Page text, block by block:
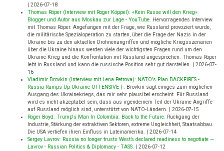
2026-07-18
Thomas Röper (Interview mit Roger Köppel): «Kein Russe will den Krieg»:
Blogger und Autor aus Moskau zur Lage - YouTube. Hervorragendes Interview
mit Thomas Röper. Angefangen mit der Frage, wie Russland provoziert wurde,
die militärische Spezialoperation zu starten, über die Frage der Nazis in der
Ukraine bis zu den aktuellen Drohnenangriffen und mögliche Kriegsszenarien
über die Ukraine hinaus werden viele der wichtigsten Fragen rund um den
Ukraine-Krieg und die Konfrontation mit Russland angesprochen. Thomas Röper
lebt in Russland und kann die russische Position sehr gut darstellen.
2026-07-
16
Vladimir Brovkin (Interview mit Lena Petrova): NATO's Plan BACKFIRES -
Russia Ramps Up Ukraine OFFENSIVE | . Brovkin sagt einiges zum möglichen
Ausgang des Ukrainekriegs, das mir sehr plausibel erscheint. Für Russland
wird es nicht akzeptabel sein, dass aus irgendeinem Teil der Ukraine Angriffe
auf Russland möglich sind, unterstützt von NATO-Ländern.
2026-07-15
Roger Boyd: Trump's Man In Colombia: Back to the Future. Rückgang der
Industrie, Stärkung der extraktiven Sektoren, extreme Ungleichheit, Staatsabbau.
Die USA vertiefen ihren Einfluss in Lateinamerika.
2026-07-14
Sergey Lavrov: Russia no longer trusts West’s declared readiness to negotiate —
Lavrov - Russian Politics & Diplomacy - TASS. 2026-07-12